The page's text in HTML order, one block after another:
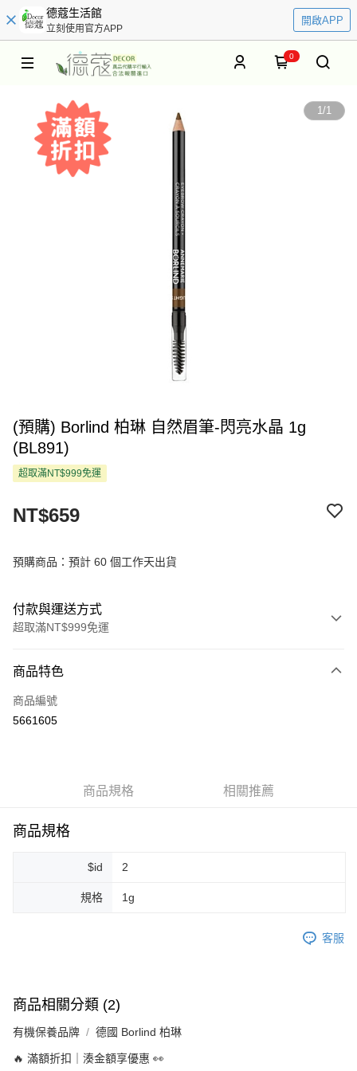
德蔻生活館
立刻使用官方APP
開啟APP
0
1/1
(預購) Borlind 柏琳 自然眉筆-閃亮水晶 1g
(BL891)
超取滿NT$999免運
NT$659
預購商品：預計 60 個工作天出貨
付款與運送方式
超取滿NT$999免運
信用卡一次付款
超商取貨付款
悠遊付
全家純取貨 (先付款
每筆NT$80，滿NT$999(含以上)免運費
7-11取貨付款
商品特色
商品編號
5661605
商品規格 相關推薦
商品規格
$id 2
規格 1g
客服
商品相關分類 (2)
有機保養品牌 德國 Borlind 柏琳
🔥 滿額折扣｜湊金額享優惠 👀